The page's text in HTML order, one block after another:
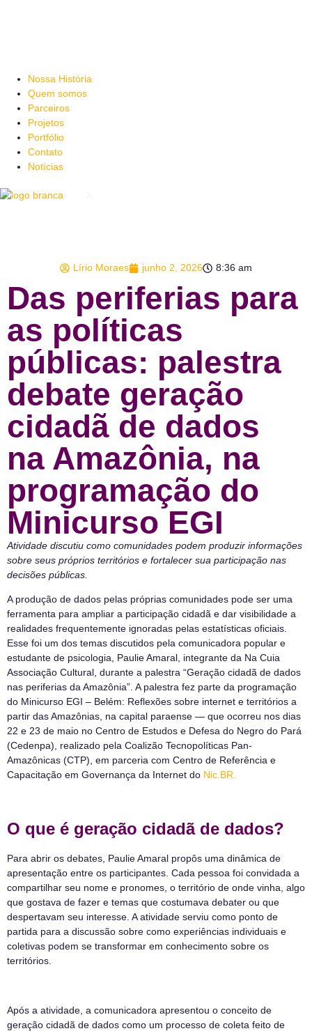
Nossa História
Quem somos
Parceiros
Projetos
Portfólio
Contato
Notícias
Lírio Moraes junho 2, 2026 8:36 am
Das periferias para
as políticas
públicas: palestra
debate geração
cidadã de dados
na Amazônia, na
programação do
Minicurso EGI
Atividade discutiu como comunidades podem produzir informações
sobre seus próprios territórios e fortalecer sua participação nas
decisões públicas.
A produção de dados pelas próprias comunidades pode ser uma
ferramenta para ampliar a participação cidadã e dar visibilidade a
realidades frequentemente ignoradas pelas estatísticas oficiais.
Esse foi um dos temas discutidos pela comunicadora popular e
estudante de psicologia, Paulie Amaral, integrante da Na Cuia
Associação Cultural, durante a palestra “Geração cidadã de dados
nas periferias da Amazônia”. A palestra fez parte da programação
do Minicurso EGI – Belém: Reflexões sobre internet e territórios a
partir das Amazônias, na capital paraense — que ocorreu nos dias
22 e 23 de maio no Centro de Estudos e Defesa do Negro do Pará
(Cedenpa), realizado pela Coalizão Tecnopolíticas Pan-
Amazônicas (CTP), em parceria com Centro de Referência e
Capacitação em Governança da Internet do Nic.BR.
O que é geração cidadã de dados?
Para abrir os debates, Paulie Amaral propôs uma dinâmica de
apresentação entre os participantes. Cada pessoa foi convidada a
compartilhar seu nome e pronomes, o território de onde vinha, algo
que gostava de fazer e temas que costumava debater ou que
despertavam seu interesse. A atividade serviu como ponto de
partida para a discussão sobre como experiências individuais e
coletivas podem se transformar em conhecimento sobre os
territórios.
Após a atividade, a comunicadora apresentou o conceito de
geração cidadã de dados como um processo de coleta feito de